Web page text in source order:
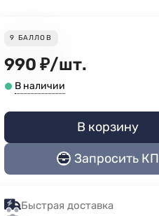
9 БАЛЛОВ
990 ₽/шт.
В наличии
В корзину
Запросить КП
Быстрая доставка